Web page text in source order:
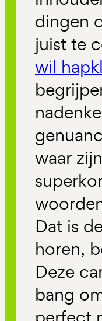
dingen
juist te
wil
waar
Dat is
horen,
Deze
bang